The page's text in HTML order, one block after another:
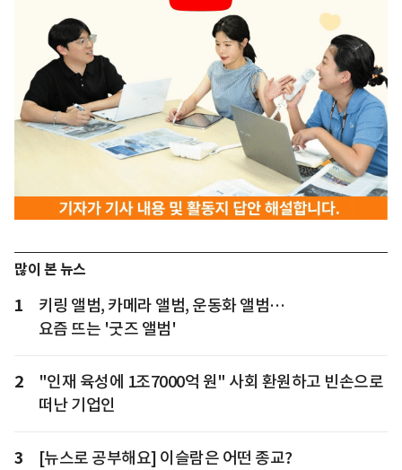
많이 본 뉴스
1
키링 앨범, 카메라 앨범, 운동화 앨범…
요즘 뜨는 '굿즈 앨범'
2
"인재 육성에 1조7000억 원" 사회 환원하고 빈손으로
떠난 기업인
3 [뉴스로 공부해요] 이슬람은 어떤 종교?